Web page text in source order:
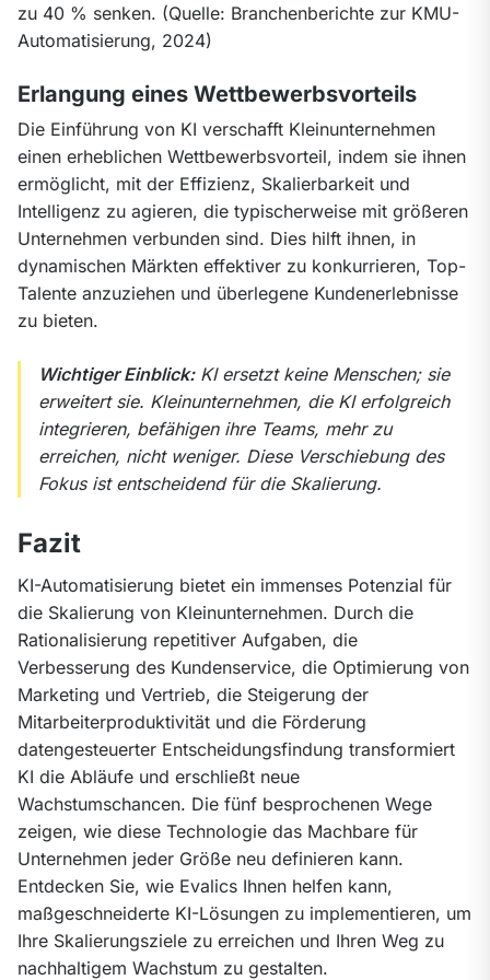
zu 40 % senken. (Quelle: Branchenberichte zur KMU-
Automatisierung, 2024)
Erlangung eines Wettbewerbsvorteils
Die Einführung von KI verschafft Kleinunternehmen
einen erheblichen Wettbewerbsvorteil, indem sie ihnen
ermöglicht, mit der Effizienz, Skalierbarkeit und
Intelligenz zu agieren, die typischerweise mit größeren
Unternehmen verbunden sind. Dies hilft ihnen, in
dynamischen Märkten effektiver zu konkurrieren, Top-
Talente anzuziehen und überlegene Kundenerlebnisse
zu bieten.
Wichtiger Einblick: KI ersetzt keine Menschen; sie
erweitert sie. Kleinunternehmen, die KI erfolgreich
integrieren, befähigen ihre Teams, mehr zu
erreichen, nicht weniger. Diese Verschiebung des
Fokus ist entscheidend für die Skalierung.
Fazit
KI-Automatisierung bietet ein immenses Potenzial für
die Skalierung von Kleinunternehmen. Durch die
Rationalisierung repetitiver Aufgaben, die
Verbesserung des Kundenservice, die Optimierung von
Marketing und Vertrieb, die Steigerung der
Mitarbeiterproduktivität und die Förderung
datengesteuerter Entscheidungsfindung transformiert
KI die Abläufe und erschließt neue
Wachstumschancen. Die fünf besprochenen Wege
zeigen, wie diese Technologie das Machbare für
Unternehmen jeder Größe neu definieren kann.
Entdecken Sie, wie Evalics Ihnen helfen kann,
maßgeschneiderte KI-Lösungen zu implementieren, um
Ihre Skalierungsziele zu erreichen und Ihren Weg zu
nachhaltigem Wachstum zu gestalten.